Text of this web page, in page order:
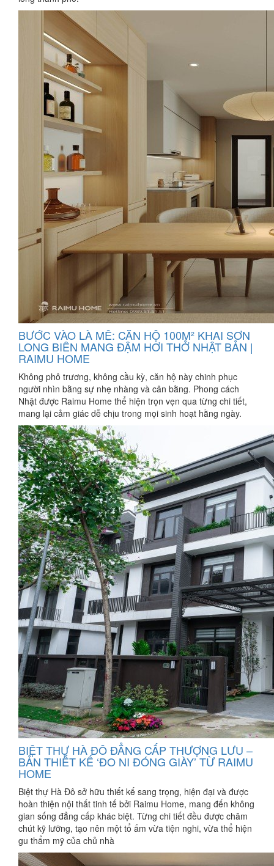
BƯỚC VÀO LÀ MÊ: CĂN HỘ 100M² KHAI SƠN
LONG BIÊN MANG ĐẬM HƠI THỞ NHẬT BẢN |
RAIMU HOME
Không phô trương, không cầu kỳ, căn hộ này chinh phục
người nhìn bằng sự nhẹ nhàng và cân bằng. Phong cách
Nhật được Raimu Home thể hiện trọn vẹn qua từng chi tiết,
mang lại cảm giác dễ chịu trong mọi sinh hoạt hằng ngày.
BIỆT THỰ HÀ ĐÔ ĐẲNG CẤP THƯỢNG LƯU –
BẢN THIẾT KẾ ‘ĐO NI ĐÓNG GIÀY’ TỪ RAIMU
HOME
Biệt thự Hà Đô sở hữu thiết kế sang trọng, hiện đại và được
hoàn thiện nội thất tinh tế bởi Raimu Home, mang đến không
gian sống đẳng cấp khác biệt. Từng chi tiết đều được chăm
chút kỹ lưỡng, tạo nên một tổ ấm vừa tiện nghi, vừa thể hiện
gu thẩm mỹ của chủ nhà